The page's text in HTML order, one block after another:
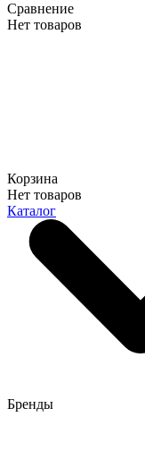
Сравнение
Нет товаров
Корзина
Нет товаров
Каталог
Бренды